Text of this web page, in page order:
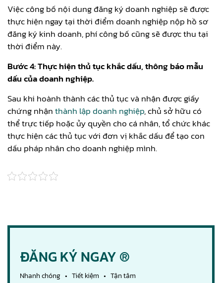
Việc công bố nội dung đăng ký doanh nghiệp sẽ được
thực hiện ngay tại thời điểm doanh nghiệp nộp hồ sơ
đăng ký kinh doanh, phí công bố cũng sẽ được thu tại
thời điểm này.
Bước 4: Thực hiện thủ tục khắc dấu, thông báo mẫu
dấu của doanh nghiệp.
Sau khi hoành thành các thủ tục và nhận được giấy
chứng nhậnthành lập doanh nghiệp, chủ sở hữu có
thể trực tiếp hoặc ủy quyền cho cá nhân, tổ chức khác
thực hiện các thủ tục với đơn vị khắc dấu để tạo con
dấu pháp nhân cho doanh nghiệp mình.
ĐĂNG KÝ NGAY ®
Nhanh chóng • Tiết kiệm • Tận tâm